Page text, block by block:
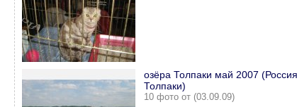
озёра Толпаки май 2007
Толпаки)
10 фото от (03.09.09)